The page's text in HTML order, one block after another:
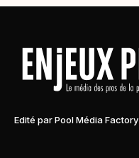
Edité par Pool Média Factory